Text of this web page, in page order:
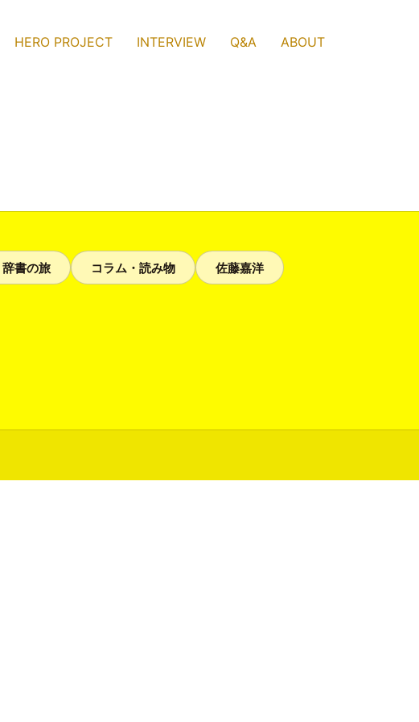
HERO PROJECT INTERVIEW Q&A ABOUT
辞書の旅 コラム・読み物
佐藤嘉洋